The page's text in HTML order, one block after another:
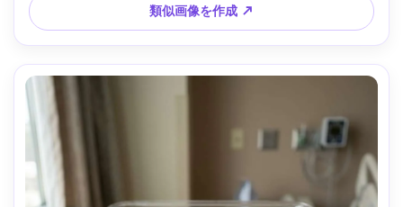
にシャープな焦点 --ar 4:5
類似画像を作成 ↗